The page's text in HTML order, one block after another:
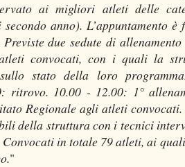
ai migliori atleti delle
anno). L’appuntamento è
due sedute di allenamento
convocati, con i quali la
stato della loro
ritrovo. 10.00 - 12.00: 1°
Regionale agli atleti convocati.
della struttura con i tecnici
in totale 79 atleti, ai
"